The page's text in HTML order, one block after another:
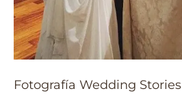
Fotografía Wedding Stories